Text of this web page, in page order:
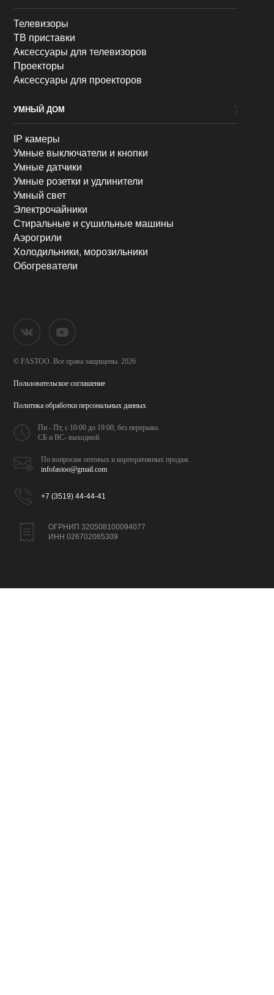
Телевизоры
ТВ приставки
Аксессуары для телевизоров
Проекторы
Аксессуары для проекторов
УМНЫЙ ДОМ
IP камеры
Умные выключатели и кнопки
Умные датчики
Умные розетки и удлинители
Умный свет
Электрочайники
Стиральные и сушильные машины
Аэрогрили
Холодильники, морозильники
Обогреватели
© FASTOO. Все права защищены. 2026
Пользовательское соглашение
Политика обработкиперсональных данных
Пн - Пт, с 10:00 до 19:00,без перерыва.
СБ и ВС- выходной.
По вопросам оптовых икорпоративных продаж
infofastoo@gmail.com
+7 (3519) 44-44-41
ОГРНИП 320508100094077
ИНН 026702065309